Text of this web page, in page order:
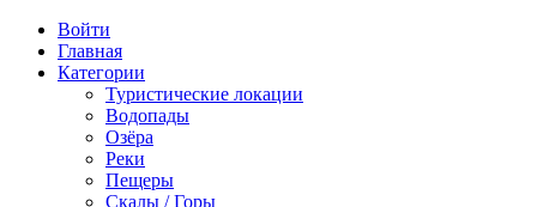
Войти
Главная
Категории
Туристические локации
Водопады
Озёра
Реки
Пещеры
Скалы / Горы